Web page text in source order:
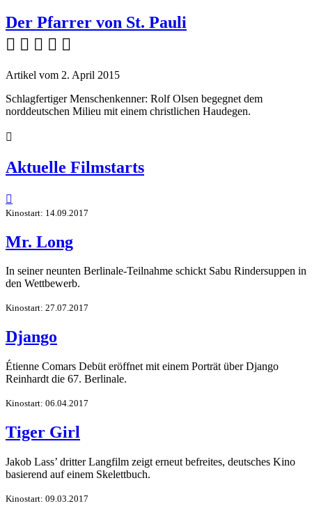
Der Pfarrer von St. Pauli
    
Artikel vom 2. April 2015
Schlagfertiger Menschenkenner: Rolf Olsen begegnet dem
norddeutschen Milieu mit einem christlichen Haudegen.

Aktuelle Filmstarts

Kinostart: 14.09.2017
Mr. Long
In seiner neunten Berlinale-Teilnahme schickt Sabu Rindersuppen in
den Wettbewerb.
Kinostart: 27.07.2017
Django
Étienne Comars Debüt eröffnet mit einem Porträt über Django
Reinhardt die 67. Berlinale.
Kinostart: 06.04.2017
Tiger Girl
Jakob Lass’ dritter Langfilm zeigt erneut befreites, deutsches Kino
basierend auf einem Skelettbuch.
Kinostart: 09.03.2017